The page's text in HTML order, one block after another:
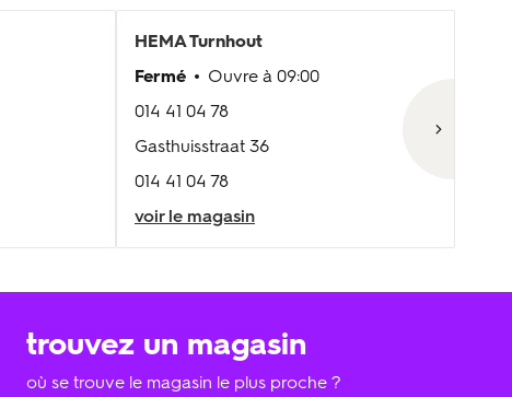
HEMATurnhout
Fermé
Ouvre à 09:00
014 41 04 78
Gasthuisstraat 36
014 41 04 78
voir le magasin
trouvez un magasin
où se trouve le magasin le plus proche ?